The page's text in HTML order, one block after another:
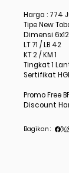
Harga : 774
Tipe New
Dimensi 6x12
LT 71 / LB 42
KT 2 / KM 1
Tingkat 1
Sertifikat
Promo Free
Discount
Bagikan :